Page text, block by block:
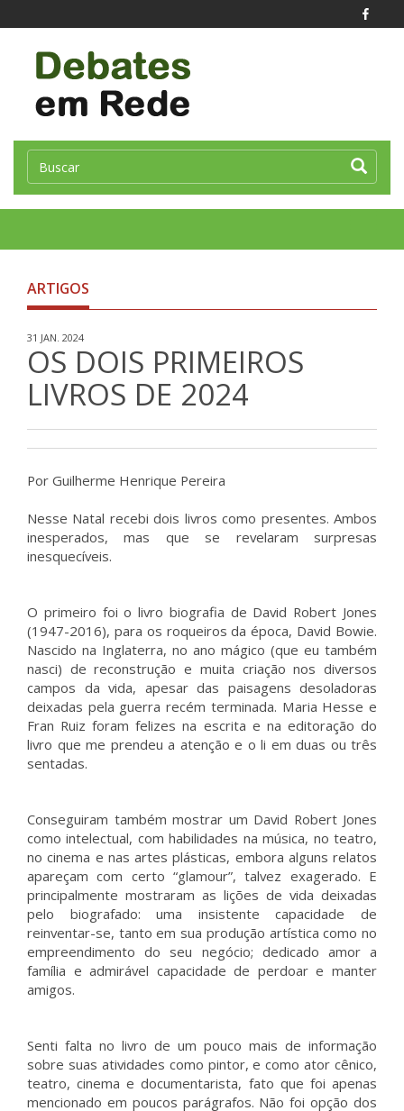
ARTIGOS
31 JAN. 2024
OS DOIS PRIMEIROS
LIVROS DE 2024
Por Guilherme Henrique Pereira
Nesse Natal recebi dois livros como presentes. Ambos
inesperados, mas que se revelaram surpresas
inesquecíveis.
O primeiro foi o livro biografia de David Robert Jones
(1947-2016), para os roqueiros da época, David Bowie.
Nascido na Inglaterra, no ano mágico (que eu também
nasci) de reconstrução e muita criação nos diversos
campos da vida, apesar das paisagens desoladoras
deixadas pela guerra recém terminada. Maria Hesse e
Fran Ruiz foram felizes na escrita e na editoração do
livro que me prendeu a atenção e o li em duas ou três
sentadas.
Conseguiram também mostrar um David Robert Jones
como intelectual, com habilidades na música, no teatro,
no cinema e nas artes plásticas, embora alguns relatos
apareçam com certo “glamour”, talvez exagerado. E
principalmente mostraram as lições de vida deixadas
pelo biografado: uma insistente capacidade de
reinventar-se, tanto em sua produção artística como no
empreendimento do seu negócio; dedicado amor a
família e admirável capacidade de perdoar e manter
amigos.
Senti falta no livro de um pouco mais de informação
sobre suas atividades como pintor, e como ator cênico,
teatro, cinema e documentarista, fato que foi apenas
mencionado em poucos parágrafos. Não foi opção dos